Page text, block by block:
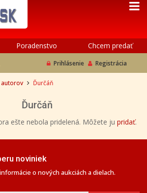
Poradenstvo Chcem predať
Prihlásenie Registrácia
Ďurčáň
Ďurčáň
ešte nebola pridelená. Môžete ju pridať.
noviniek
o nových aukciách a dielach.